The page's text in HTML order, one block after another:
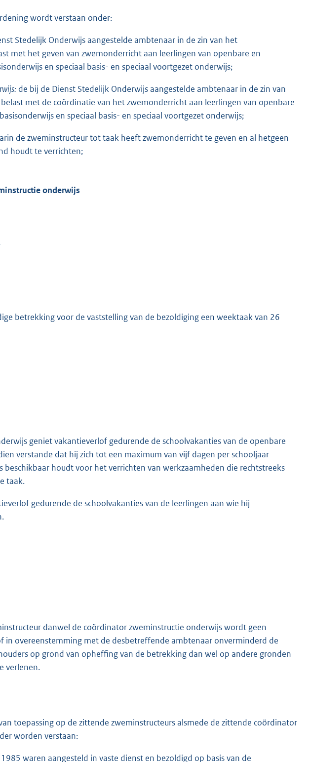
wordt verstaan onder:
Stedelijk Onderwijs aangestelde ambtenaar in de zin van het
met het geven van zwemonderricht aan leerlingen van openbare en
en speciaal basis- en speciaal voortgezet onderwijs;
de bij de Dienst Stedelijk Onderwijs aangestelde ambtenaar in de zin van
met de coördinatie van het zwemonderricht aan leerlingen van openbare
en speciaal basis- en speciaal voortgezet onderwijs;
de zweminstructeur tot taak heeft zwemonderricht te geven en al hetgeen
houdt te verrichten;
onderwijs
betrekking voor de vaststelling van de bezoldiging een weektaak van 26
geniet vakantieverlof gedurende de schoolvakanties van de openbare
verstande dat hij zich tot een maximum van vijf dagen per schooljaar
beschikbaar houdt voor het verrichten van werkzaamheden die rechtstreeks
taak.
gedurende de schoolvakanties van de leerlingen aan wie hij
danwel de coördinator zweminstructie onderwijs wordt geen
in overeenstemming met de desbetreffende ambtenaar onverminderd de
op grond van opheffing van de betrekking dan wel op andere gronden
verlenen.
toepassing op de zittende zweminstructeurs alsmede de zittende coördinator
worden verstaan:
waren aangesteld in vaste dienst en bezoldigd op basis van de